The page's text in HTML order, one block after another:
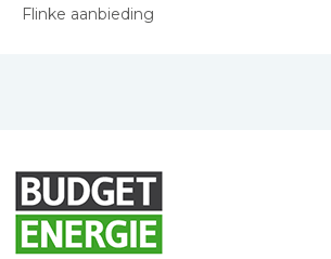
Flinke aanbieding